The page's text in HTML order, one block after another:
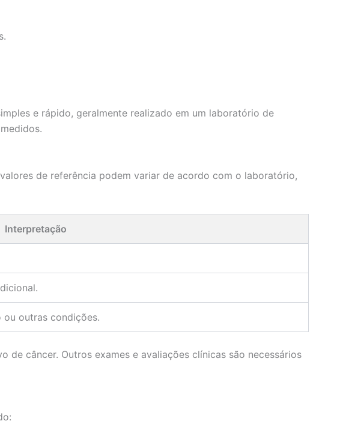
e rápido, geralmente realizado em um laboratório de
de referência podem variar de acordo com o laboratório,
Interpretação
outras condições.
câncer. Outros exames e avaliações clínicas são necessários